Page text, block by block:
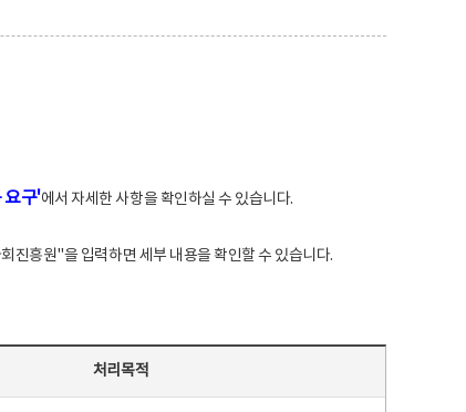
요구'에서 자세한 사항을 확인하실 수 있습니다.
흥원"을 입력하면 세부 내용을 확인할 수 있습니다.
처리목적